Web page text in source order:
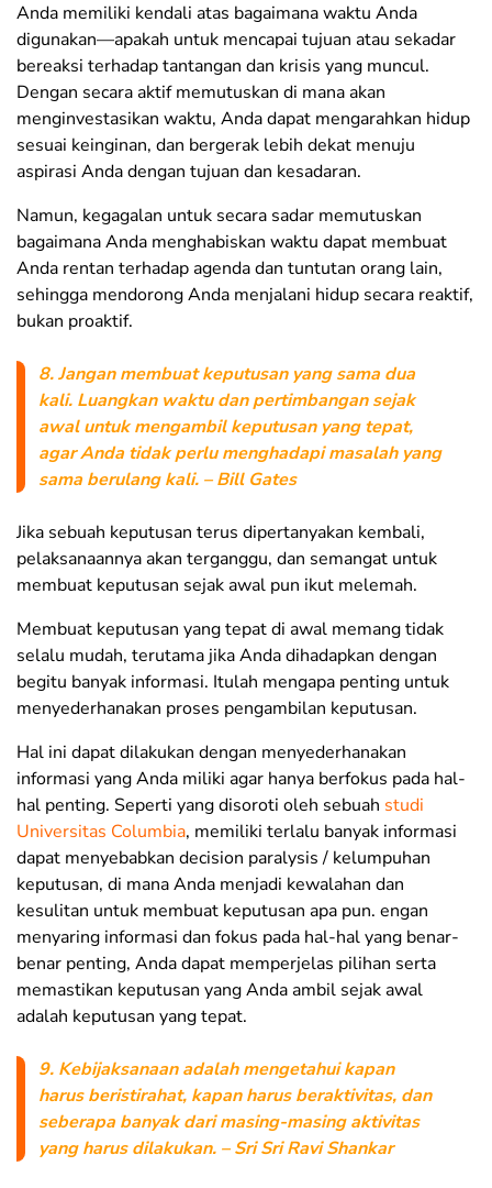
Anda memiliki kendali atas bagaimana waktu Anda
digunakan—apakah untuk mencapai tujuan atau sekadar
bereaksi terhadap tantangan dan krisis yang muncul.
Dengan secara aktif memutuskan di mana akan
menginvestasikan waktu, Anda dapat mengarahkan hidup
sesuai keinginan, dan bergerak lebih dekat menuju
aspirasi Anda dengan tujuan dan kesadaran.
Namun, kegagalan untuk secara sadar memutuskan
bagaimana Anda menghabiskan waktu dapat membuat
Anda rentan terhadap agenda dan tuntutan orang lain,
sehingga mendorong Anda menjalani hidup secara reaktif,
bukan proaktif.
8.Jangan membuat keputusan yang sama dua
kali. Luangkan waktu dan pertimbangan sejak
awal untuk mengambil keputusan yang tepat,
agar Anda tidak perlu menghadapi masalah yang
sama berulang kali. – Bill Gates
Jika sebuah keputusan terus dipertanyakan kembali,
pelaksanaannya akan terganggu, dan semangat untuk
membuat keputusan sejak awal pun ikut melemah.
Membuat keputusan yang tepat di awal memang tidak
selalu mudah, terutama jika Anda dihadapkan dengan
begitu banyak informasi. Itulah mengapa penting untuk
menyederhanakan proses pengambilan keputusan.
Hal ini dapat dilakukan dengan menyederhanakan
informasi yang Anda miliki agar hanya berfokus pada hal-
hal penting. Seperti yang disoroti oleh sebuah studi
Universitas Columbia, memiliki terlalu banyak informasi
dapat menyebabkan decision paralysis / kelumpuhan
keputusan, di mana Anda menjadi kewalahan dan
kesulitan untuk membuat keputusan apa pun. engan
menyaring informasi dan fokus pada hal-hal yang benar-
benar penting, Anda dapat memperjelas pilihan serta
memastikan keputusan yang Anda ambil sejak awal
adalah keputusan yang tepat.
9. Kebijaksanaan adalah mengetahui kapan
harus beristirahat, kapan harus beraktivitas, dan
seberapa banyak dari masing-masing aktivitas
yang harus dilakukan. – Sri Sri Ravi Shankar